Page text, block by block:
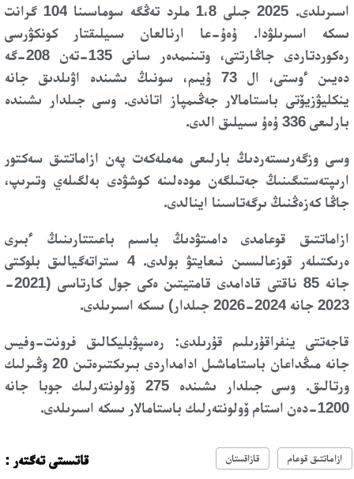
اسىرىلدى. 2025 جىلى 1،8 ملرد تەڭگە سوماسىنا 104 گرانت
ىسكە اسىرىلۋدا. ۇەۇ-عا ارنالعان سىيلىقتار كونكۋرسى
رەكوردتاردى جاڭارتتى، وتىنىمدەر سانى 135-تەن 208-گە
دەيىن ءوستى، ال 73 ۇيىم، سونىڭ ىشىندە اۋىلدىق جانە
ينكليۋزيۆتى باستامالار جەڭىمپاز اتاندى. وسى جىلدار ىشىندە
بارلىعى 336 ۇەۇ سىيلىق الدى.
وسى وزگەرىستەردىڭ بارلىعى مەملەكەت پەن ازاماتتىق سەكتور
ارىپتەستىگىنىڭ جەتىلگەن مودەلىنە كوشۋدى بەلگىلەي وتىرىپ،
جاڭا كەزەڭنىڭ ىرگەتاسىنا اينالدى.
ازاماتتىق قوعامدى دامىتۋدىڭ باسىم باعىتتارىنىڭ ءبىرى
ەرىكتىلەر قوزعالىسىن نىعايتۋ بولدى. 4 ستراتەگيالىق بلوكتى
جانە 85 ناقتى قادامدى قامتيتىن ەكى جول كارتاسى (2021-
2023 جانە 2024-2026 جىلدار) ىسكە اسىرىلدى.
قاجەتتى ينفراقۇرىلىم قۇرىلدى: رەسپۋبليكالىق فرونت-وفيس
جانە مىڭداعان باستاماشىل ادامداردى بىرىكتىرەتىن 20 وڭىرلىك
ورتالىق. وسى جىلدار ىشىندە 275 ۆولونتەرلىك جوبا جانە
1200-دەن استام ۆولونتەرلىك باستامالار ىسكە اسىرىلدى.
قاتىستى تەگتەر : ازاماتتىق قوعام قازاقستان